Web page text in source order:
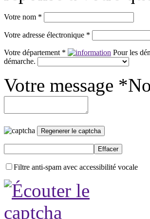
Votre nom *
Votre adresse électronique *
Votre département *
Pour les
démarche.
Votre message *
Filtre anti-spam avec accessibilité vocale